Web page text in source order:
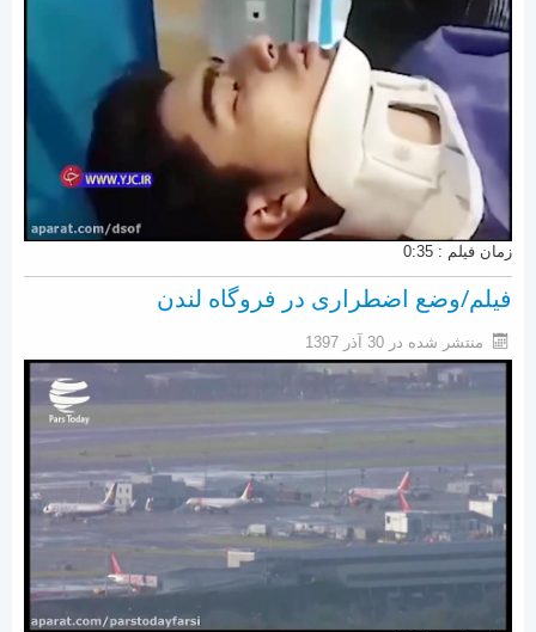
زمان فیلم : 0:35
فیلم/وضع اضطراری در فروگاه لندن
منتشر شده در 30 آذر 1397